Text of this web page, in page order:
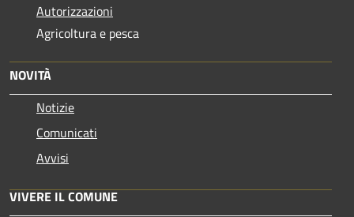
Autorizzazioni
Agricoltura e pesca
NOVITÀ
Notizie
Comunicati
Avvisi
VIVERE IL COMUNE